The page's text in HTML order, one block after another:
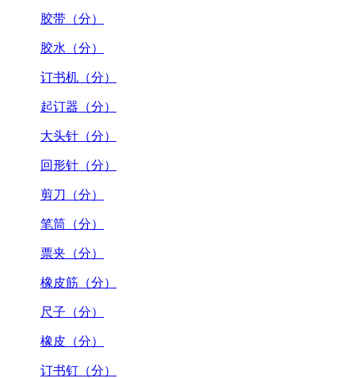
胶带（分）
胶水（分）
订书机（分）
起订器（分）
大头针（分）
回形针（分）
剪刀（分）
笔筒（分）
票夹（分）
橡皮筋（分）
尺子（分）
橡皮（分）
订书钉（分）